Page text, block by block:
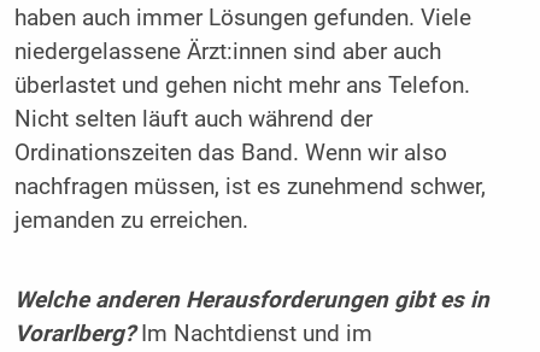
haben auch immer Lösungen gefunden. Viele
niedergelassene Ärzt:innen sind aber auch
überlastet und gehen nicht mehr ans Telefon.
Nicht selten läuft auch während der
Ordinationszeiten das Band. Wenn wir also
nachfragen müssen, ist es zunehmend schwer,
jemanden zu erreichen.
Welche anderen Herausforderungen gibt es in
Vorarlberg?Im Nachtdienst und im